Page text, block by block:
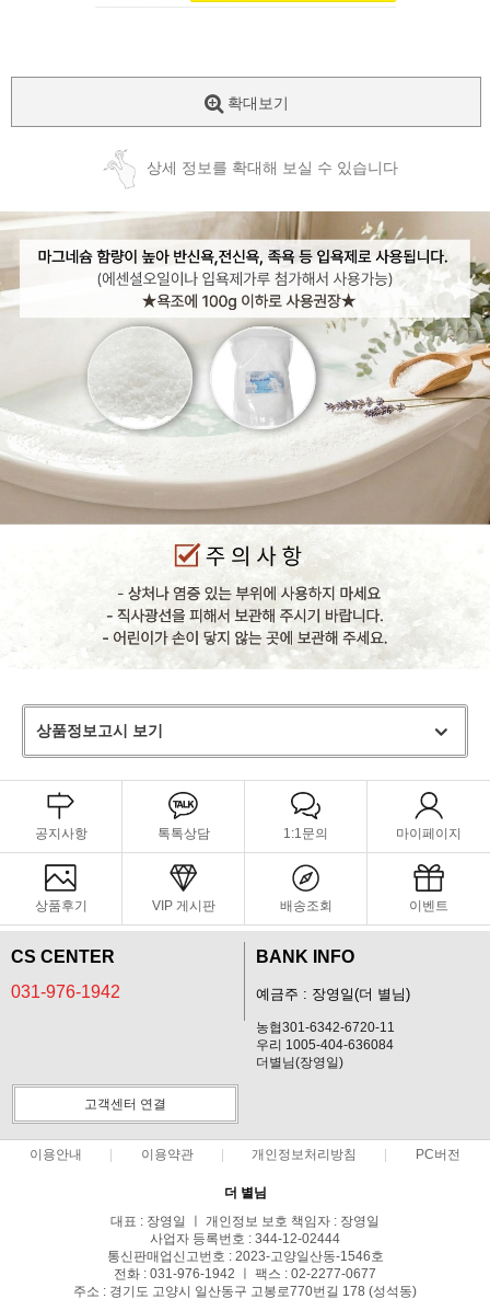
확대보기
상세 정보를 확대해 보실 수 있습니다
상품정보고시 보기
공지사항 톡톡상담 1:1문의 마이페이지
상품후기 VIP 게시판 배송조회 이벤트
CS CENTER
031-976-1942
BANK INFO
예금주 : 장영일(더 별님)
농협301-6342-6720-11
우리 1005-404-636084
더별님(장영일)
고객센터 연결
이용안내 이용약관 개인정보처리방침 PC버전
더 별님
대표 : 장영일 ㅣ 개인정보 보호 책임자 : 장영일
사업자 등록번호 : 344-12-02444
통신판매업신고번호 : 2023-고양일산동-1546호
전화 : 031-976-1942 ㅣ 팩스 : 02-2277-0677
주소 : 경기도 고양시 일산동구 고봉로770번길 178 (성석동)